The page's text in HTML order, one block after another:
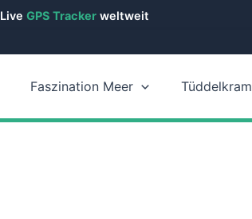
Live GPS Trackerweltweit
Faszination Meer Tüddelkram